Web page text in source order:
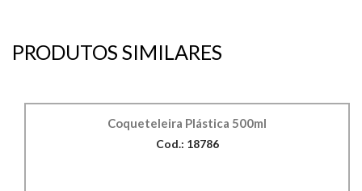
PRODUTOS SIMILARES
Coqueteleira Plástica 500ml
Cod.: 18786